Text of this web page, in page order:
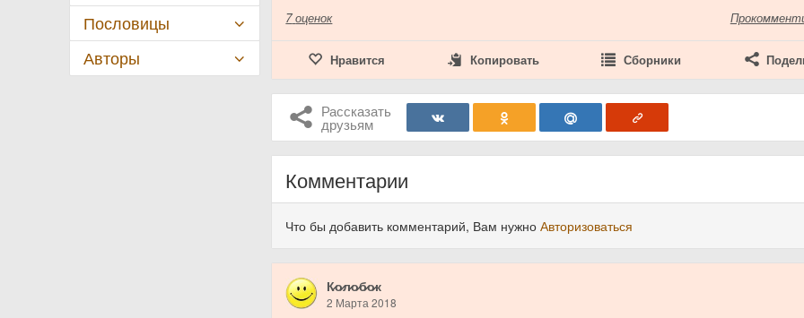
7 оценок
Нравится Копировать Сборники
Рассказать
друзьям
Комментарии
Что бы добавить комментарий, Вам нужноАвторизоваться
К̷о̷л̷о̷б̷о̷к
2 Марта 2018
Пословицы
Авторы